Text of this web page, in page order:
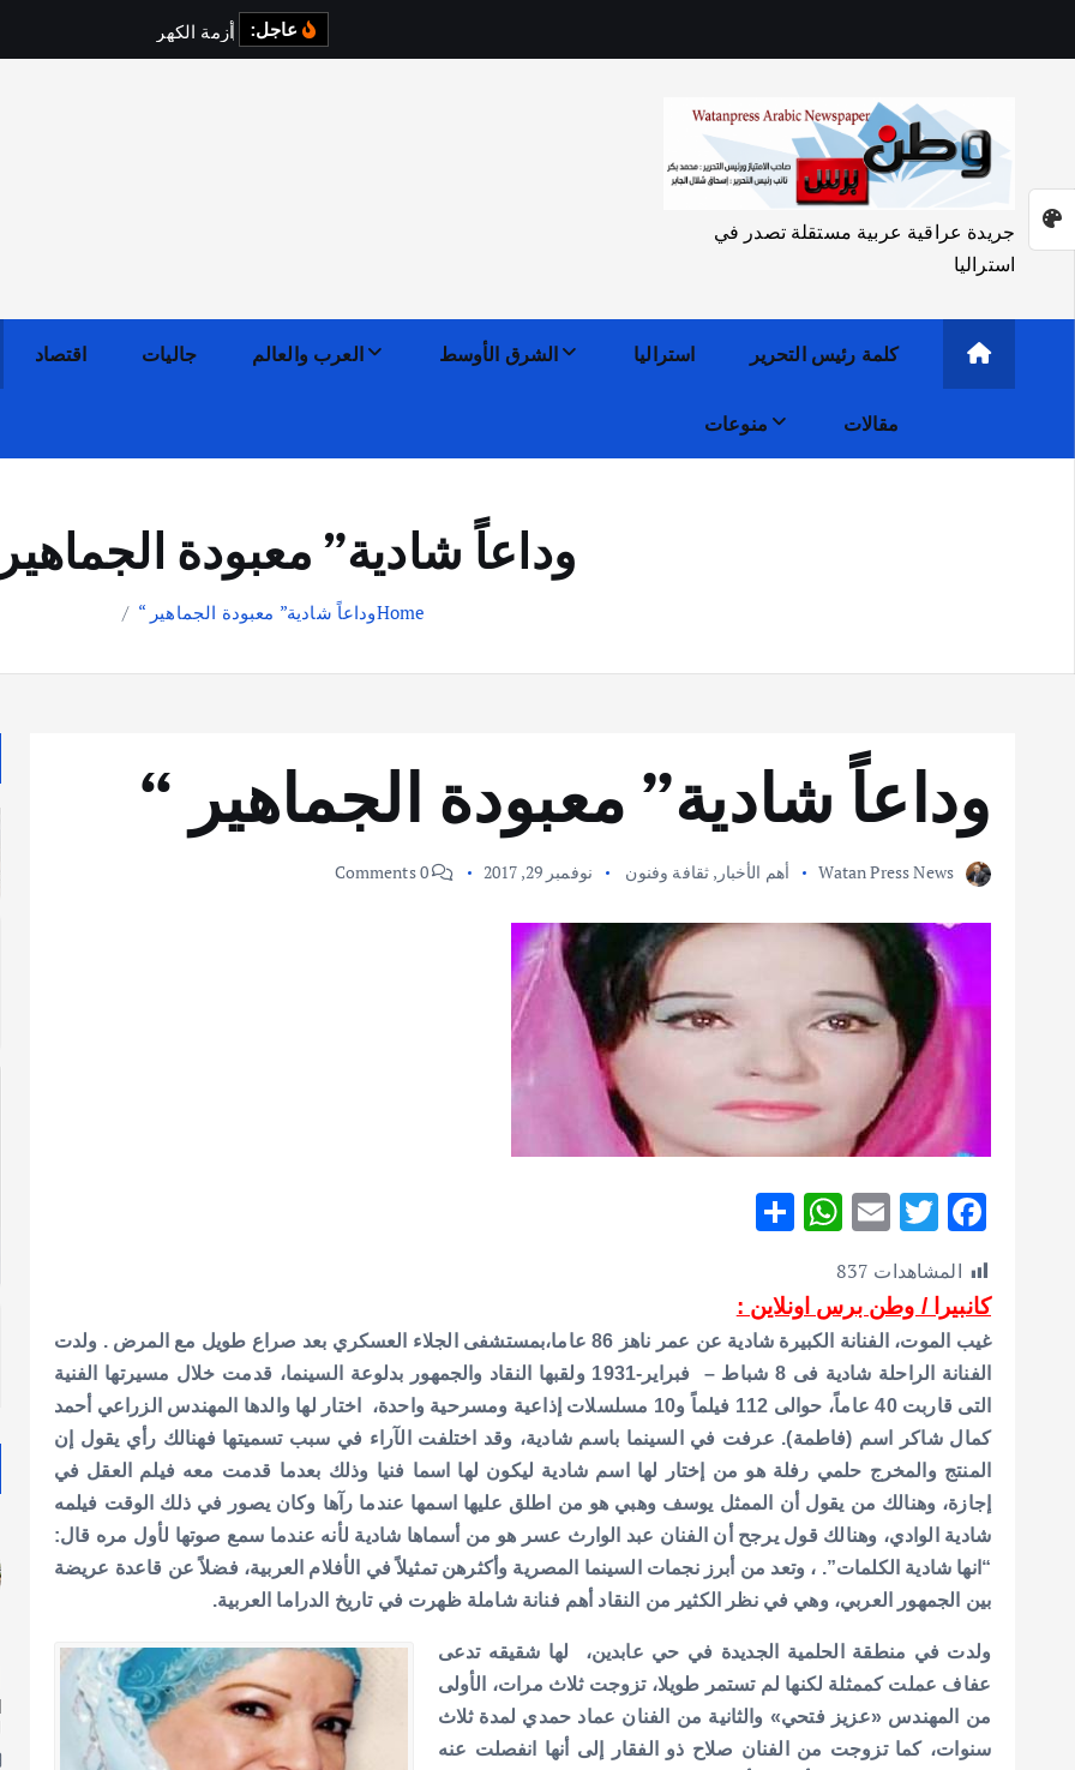
عاجل: أزمة كه ربا ء في
جريدة عراقية عربية مستقلة تصدر في
استراليا
كلمة رئيس التحرير استراليا الشرق الأوسط العرب والعالم جاليات اقتصاد
مقالات منوعات
وداعاً شادية” معبودة
Homeوداعاً شادية” معبودة الجماهير “
وداعاً شادية” معبودة الجماهير “
Watan Press News أهم الأخبار , ثقافة وفنون نوفمبر 29, 2017 0 Comments
F
ac
e
b
o
o
k
T
w
it
te
r
E
ai
l
W
at
s
A
p
p
ar
e
المشاهدات 837
كانبيرا / وطن برس اونلاين :
غيب الموت، الفنانة الكبيرة شادية عن عمر ناهز 86 عاما،بمستشفى الجلاء العسكري بعد صراع طويل مع المرض .
ولدت
الفنانة الراحلة شادية فى 8 شباط – فبراير-1931 ولقبها النقاد والجمهور بدلوعة السينما، قدمت خلال مسيرتها الفنية
التى قاربت 40 عاماً، حوالى 112 فيلماً و10 مسلسلات إذاعية ومسرحية واحدة،
اختار لها والدها المهندس الزراعي أحمد
كمال شاكر اسم (فاطمة). عرفت في السينما باسم شادية، وقد اختلفت الآراء في سبب تسميتها فهنالك رأي يقول إن
المنتج والمخرج حلمي رفلة هو من إختار لها اسم شادية ليكون لها اسما فنيا وذلك بعدما قدمت معه فيلم العقل في
إجازة، وهنالك من يقول أن الممثل يوسف وهبي هو من اطلق عليها اسمها عندما رآها وكان يصور في ذلك الوقت فيلمه
شادية الوادي، وهنالك قول يرجح أن الفنان عبد الوارث عسر هو من أسماها شادية لأنه عندما سمع صوتها لأول مره قال:
“انها شادية الكلمات”. ، وتعد من أبرز نجمات السينما المصرية وأكثرهن تمثيلاً في الأفلام العربية، فضلاً عن قاعدة عريضة
بين الجمهور العربي، وهي في نظر الكثير من النقاد أهم فنانة شاملة ظهرت في تاريخ الدراما العربية.
ولدت في منطقة الحلمية الجديدة في حي عابدين، لها شقيقه تدعى
عفاف عملت كممثلة لكنها لم تستمر طويلا، تزوجت ثلاث مرات، الأولى
من المهندس «عزيز فتحي» والثانية من الفنان عماد حمدي لمدة ثلاث
سنوات، كما تزوجت من الفنان صلاح ذو الفقار إلى أنها انفصلت عنه